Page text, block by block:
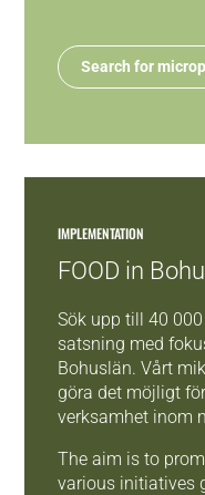
Search for
IMPLEMENTATION
FOOD in
Sök upp till 40
satsning med
Bohuslän. Vårt
göra det möjligt
verksamhet inom
The aim is to
various initiatives